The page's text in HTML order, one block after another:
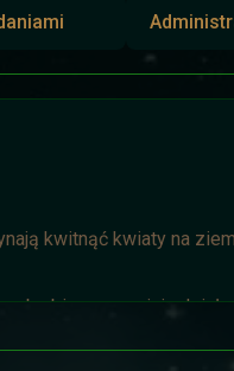
kwitnąć kwiaty na
biorąca w niej udział